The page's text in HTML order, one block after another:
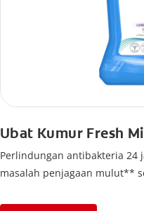
Ubat Kumur Fresh
Perlindungan antibakteria 24
masalah penjagaan mulut**